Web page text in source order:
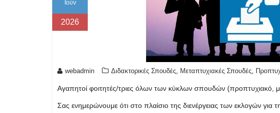
Ιούν
2026
webadmin Διδακτορικές Σπουδές, Μεταπτυχιακές Σπουδές,
Αγαπητοί φοιτητές/τριες όλων των κύκλων σπουδών (προπτυχιακό,
Σας ενημερώνουμε ότι στο πλαίσιο της διενέργειας των εκλογών για